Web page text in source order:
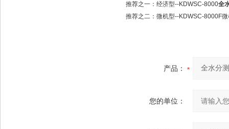
推荐之一：经济型--KDWSC-8000全
推荐之二：微机型--KDWSC-8000F
产品：
您的单位：